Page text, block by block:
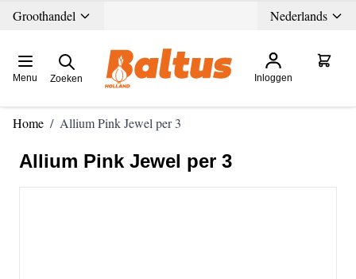
Ga direct door naar de inhoud
Groothandel Nederlands
Menu Zoeken Inloggen
Home / Allium Pink Jewel per 3
Allium Pink Jewel per 3